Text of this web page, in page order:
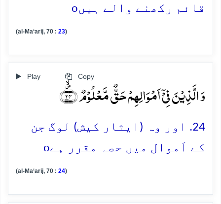
قائم رکھنے والے ہیںo
(al-Ma‘arij, 70 : 23)
Play Copy
وَ الَّذِیۡنَ فِیۡۤ اَمۡوَالِہِمۡ حَقٌّ مَّعۡلُوۡمٌ ﴿۪ۙ۲۴﴾
24. اور وہ (ایثار کیش) لوگ جن
کے اَموال میں حصہ مقرر ہےo
(al-Ma‘arij, 70 : 24)